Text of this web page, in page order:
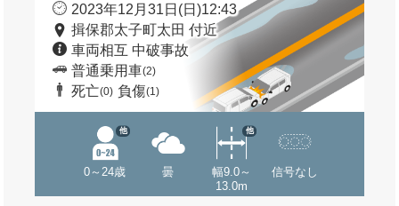
2023年12月31日(日)12:43
揖保郡太子町太田 付近
車両相互 中破事故
普通乗用車(2)
死亡(0) 負傷(1)
0～24歳
他
曇
幅9.0～
13.0m
他
信号なし